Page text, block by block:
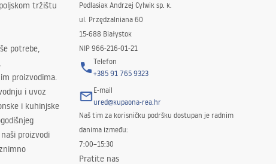
tržištu
potrebe,
proizvodima.
i uvoz
i kuhinjske
proizvodi
Podlasiak Andrzej Cylwik sp. k.
ul. Przędzalniana 60
15-688 Białystok
NIP 966-216-01-21
Telefon
+385 91 765 9323
E-mail
ured@kupaona-rea.hr
Naš tim za korisničku podršku dostupan je radnim
danima između:
7:00–15:30
Pratite nas